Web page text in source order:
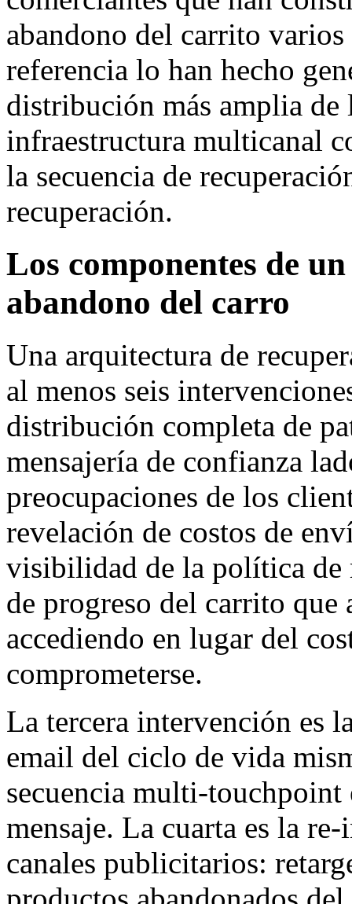
abandono del carrito
referencia lo han hecho
distribución más amplia de
infraestructura multicanal
la secuencia de
recuperación.
Los componentes de
abandono del carro
Una arquitectura de
al menos seis
distribución completa de
mensajería de confianza
preocupaciones de los
revelación de costos de
visibilidad de la política de
de progreso del carrito que
accediendo en lugar del
comprometerse.
La tercera intervención es
email del ciclo de vida
secuencia multi-
mensaje. La cuarta es la
canales publicitarios: